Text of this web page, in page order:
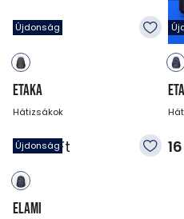
Újdonság
ETAKA
Hátizsákok
16 990Ft
Újdonság
ELAMI